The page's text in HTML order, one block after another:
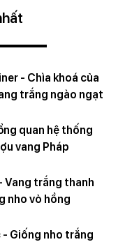
- Chìa khoá của
trắng ngào ngạt
quan hệ thống
vang Pháp
Vang trắng thanh
nho vỏ hồng
- Giống nho trắng